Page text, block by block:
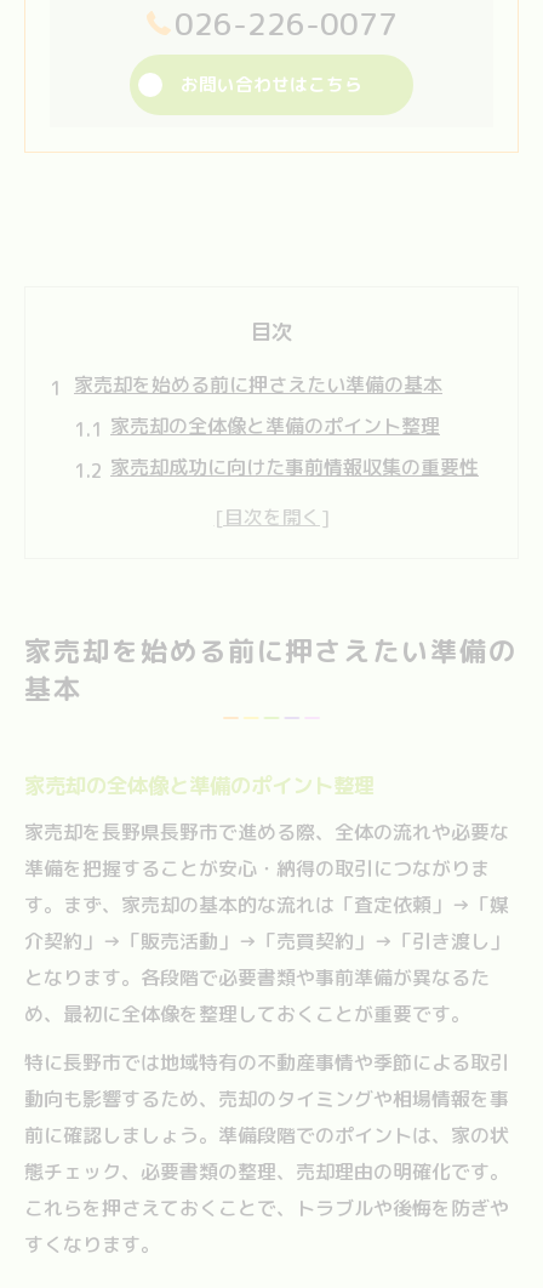
026-226-0077
お問い合わせはこちら
目次
家売却を始める前に押さえたい準備の基本
家売却の全体像と準備のポイント整理
家売却成功に向けた事前情報収集の重要性
家売却で後悔しないための注意点と心構え
必要書類を早めに揃える家売却の鉄則
家売却手続きで書類不足を防ぐ事前対策
家売却時の書類整理でトラブルを回避する
方法
家売却に必須の書類チェックポイント紹介
家売却の流れを知って不安を解消する方法
家売却の全体の流れと各ステップの解説
家売却手順を段階ごとに丁寧に把握する方
家売却の流れを知ることで得られる安心感
家売却で不安を減らすための進め方ポイン
家売却プロセスの要点と注意事項まとめ
トラブルを防ぐための家売却準備のコツ
家売却を始める前に押さえたい準備の
基本
家売却の全体像と準備のポイント整理
家売却を長野県長野市で進める際、全体の流れや必要な
準備を把握することが安心・納得の取引につながりま
す。まず、家売却の基本的な流れは「査定依頼」→「媒
介契約」→「販売活動」→「売買契約」→「引き渡し」
となります。各段階で必要書類や事前準備が異なるた
め、最初に全体像を整理しておくことが重要です。
特に長野市では地域特有の不動産事情や季節による取引
動向も影響するため、売却のタイミングや相場情報を事
前に確認しましょう。準備段階でのポイントは、家の状
態チェック、必要書類の整理、売却理由の明確化です。
これらを押さえておくことで、トラブルや後悔を防ぎや
すくなります。